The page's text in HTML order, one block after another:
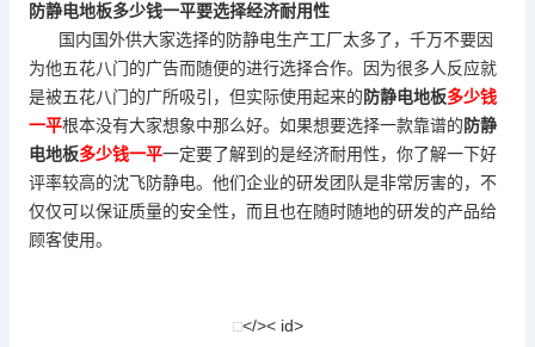
防静电地板多少钱一平要选择经济耐用性
国内国外供大家选择的防静电生产工厂太多了，千万不要因
为他五花八门的广告而随便的进行选择合作。因为很多人反应就
是被五花八门的广所吸引，但实际使用起来的防静电地板多少钱
一平根本没有大家想象中那么好。如果想要选择一款靠谱的防静
电地板多少钱一平一定要了解到的是经济耐用性，你了解一下好
评率较高的沈飞防静电。他们企业的研发团队是非常厉害的，不
仅仅可以保证质量的安全性，而且也在随时随地的研发的产品给
顾客使用。
</>< id>